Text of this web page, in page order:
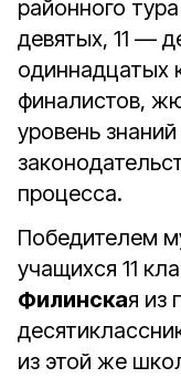
районного
девятых, 11 —
одиннадцатых
финалистов,
уровень
процесса.
Победителем
учащихся 11
Филинская из
из этой же